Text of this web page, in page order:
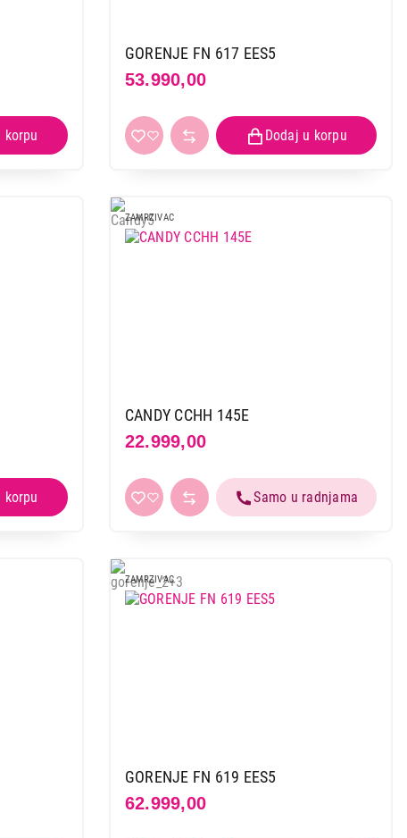
GORENJE FN 617 EES5
53.990,00
ZAMRZIVAC
CANDY CCHH 145E
22.999,00
ZAMRZIVAC
GORENJE FN 619 EES5
62.999,00